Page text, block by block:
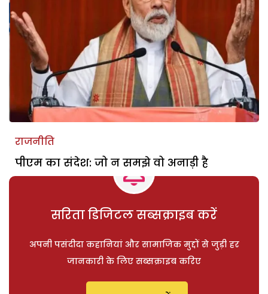
राजनीति
पीएम का संदेश: जो न समझे वो अनाड़ी है
सरिता डिजिटल सब्सक्राइब करें
अपनी पसंदीदा कहानियां और सामाजिक मुद्दों से जुड़ी हर
जानकारी के लिए सब्सक्राइब करिए